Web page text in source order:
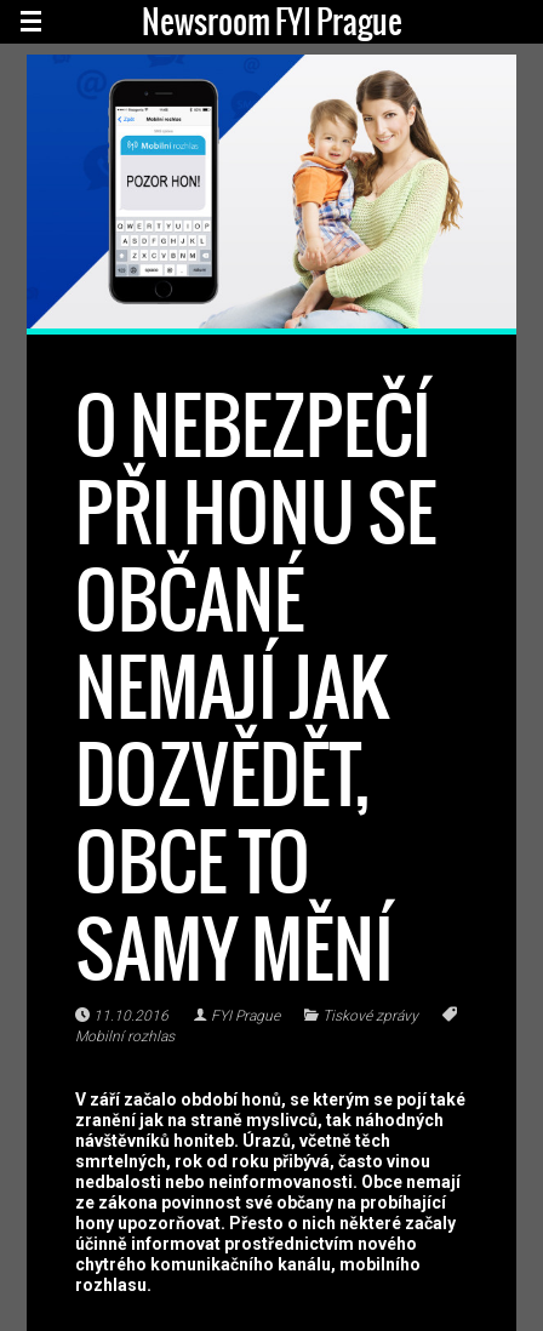
Newsroom FYI Prague
O NEBEZPEČÍ
PŘI HONU SE
OBČANÉ
NEMAJÍ JAK
DOZVĚDĚT,
OBCE TO
SAMY MĚNÍ
11.10.2016 FYI Prague
Tiskové zprávy
Mobilní rozhlas
V září začalo období honů, se kterým se pojí také
zranění jak na straně myslivců, tak náhodných
návštěvníků honiteb. Úrazů, včetně těch
smrtelných, rok od roku přibývá, často vinou
nedbalosti nebo neinformovanosti. Obce nemají
ze zákona povinnost své občany na probíhající
hony upozorňovat. Přesto o nich některé začaly
účinně informovat prostřednictvím nového
chytrého komunikačního kanálu, mobilního
rozhlasu.